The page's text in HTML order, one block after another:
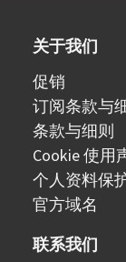
关于我们
促销
订阅条款与
条款与细则
Cookie 使用
个人资料保
官方域名
联系我们